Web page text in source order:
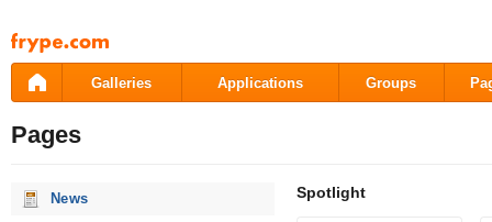
Pāriet
uz
saturu
Galleries Applications Groups
Pages
News
Spotlight